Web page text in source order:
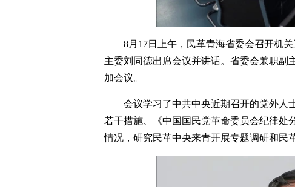
8月17日上午，民革青海省委会召开机
主委刘同德出席会议并讲话。省委会兼职副
加会议。
会议学习了中共中央近期召开的党外人
若干措施、《中国国民党革命委员会纪律处
情况，研究民革中央来青开展专题调研和民